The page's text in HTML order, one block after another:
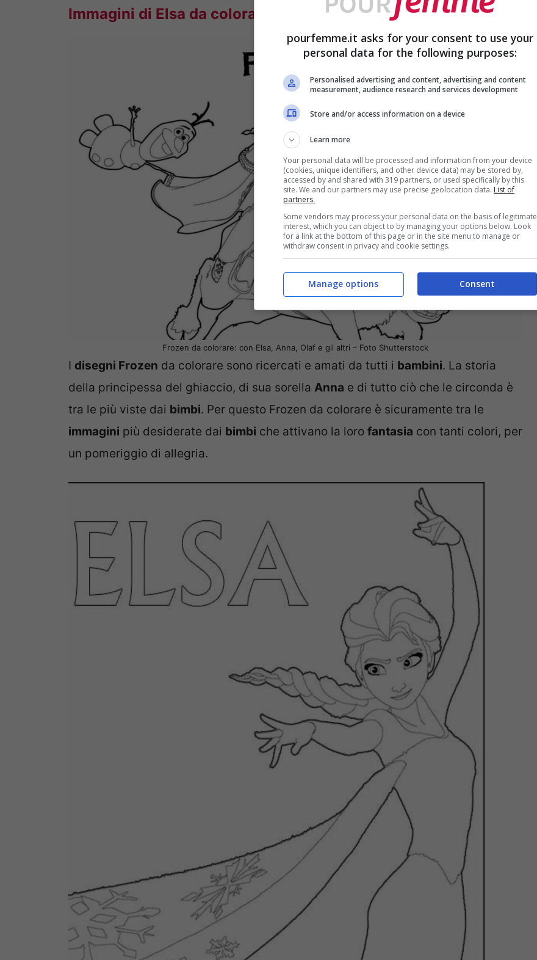
Immagini di Elsa da colorare
Frozen da colorare: con Elsa, Anna, Olaf e gli altri – Foto Shutterstock
I disegni Frozen da colorare sono ricercati e amati da tutti i bambini. La storia
della principessa del ghiaccio, di sua sorella Anna e di tutto ciò che le circonda è
tra le più viste dai bimbi. Per questo Frozen da colorare è sicuramente tra le
immagini più desiderate dai bimbi che attivano la loro fantasia con tanti colori, per
un pomeriggio di allegria.
pourfemme.it asks for your consent to use your
personal data for the following purposes:
Personalised advertising and content, advertising and content
measurement, audience research and services development
Store and/or access information on a device
Learn more
Your personal data will be processed and information from your device
(cookies, unique identifiers, and other device data) may be stored by,
accessed by and shared with 319 partners, or used specifically by this
site. We and our partners may use precise geolocation data. List of
partners.
Some vendors may process your personal data on the basis of legitimate
interest, which you can object to by managing your options below. Look
for a link at the bottom of this page or in the site menu to manage or
withdraw consent in privacy and cookie settings.
Consent
Manage options